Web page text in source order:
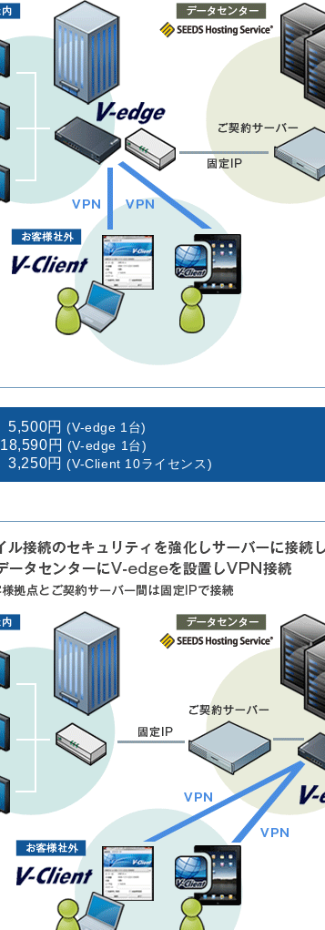
5,500円(V-edge 1台)
18,590円 (V-edge 1台)
3,250円(V-Client 10ライセンス)